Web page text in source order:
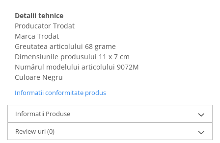
Imbracaminte barbati
Imbracaminte femei
Imbracaminte si Incaltaminte copii
Incaltaminte barbati
Incaltaminte femei
Ochelari de soare
Ochelari de vedere
Gaming, Carti & Birotica
Birotica & Papetarie
Console, Jocuri & Accesorii
Detalii tehnice
Producator Trodat
Marca Trodat
Greutatea articolului 68 grame
Dimensiunile produsului 11 x 7 cm
Numărul modelului articolului ‎9072M
Culoare Negru
Informatii conformitate produs
Informatii Produse
Review-uri(0)